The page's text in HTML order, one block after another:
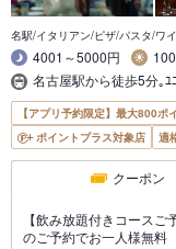
名駅/イタリアン/ピザ/パスタ/ワ
4001～5000円
名古屋駅から徒歩5分｡ﾕ
【アプリ予約限定】最大800ポ
ポイントプラス対象店
適
クーポン
【飲み放題付きコース
のご予約でお一人様無料